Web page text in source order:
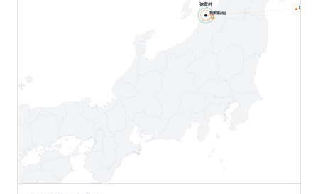
新潟県(他)
-98
弥彦村
関東
-17